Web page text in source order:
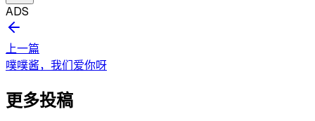
ADS
上一篇
噗噗酱，我们爱你呀
更多投稿